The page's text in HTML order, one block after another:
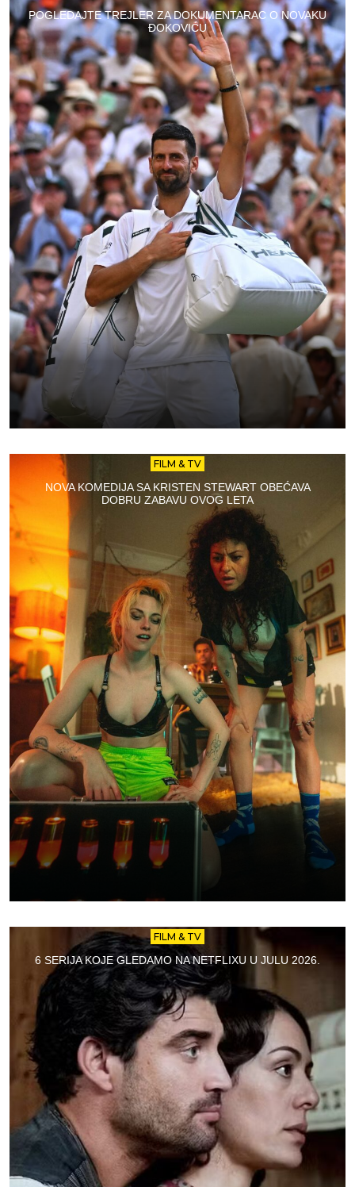
POGLEDAJTE TREJLER ZA DOKUMENTARAC O NOVAKU
ĐOKOVIĆU
FILM & TV
NOVA KOMEDIJA SA KRISTEN STEWART OBEĆAVA
DOBRU ZABAVU OVOG LETA
FILM & TV
6 SERIJA KOJE GLEDAMO NA NETFLIXU U JULU 2026.